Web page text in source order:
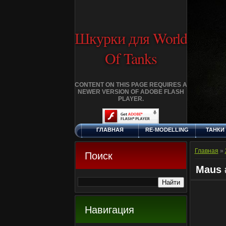
Шкурки для World
Of Tanks
CONTENT ON THIS PAGE REQUIRES A
NEWER VERSION OF ADOBE FLASH
PLAYER.
ПЯТНИЦА, 7.8.2026
ГЛАВНАЯ RE-MODELLING ТАНКИ
ДОБАВИТЬ
КЛАНЫ
Поиск
Навигация
Главная »
Maus